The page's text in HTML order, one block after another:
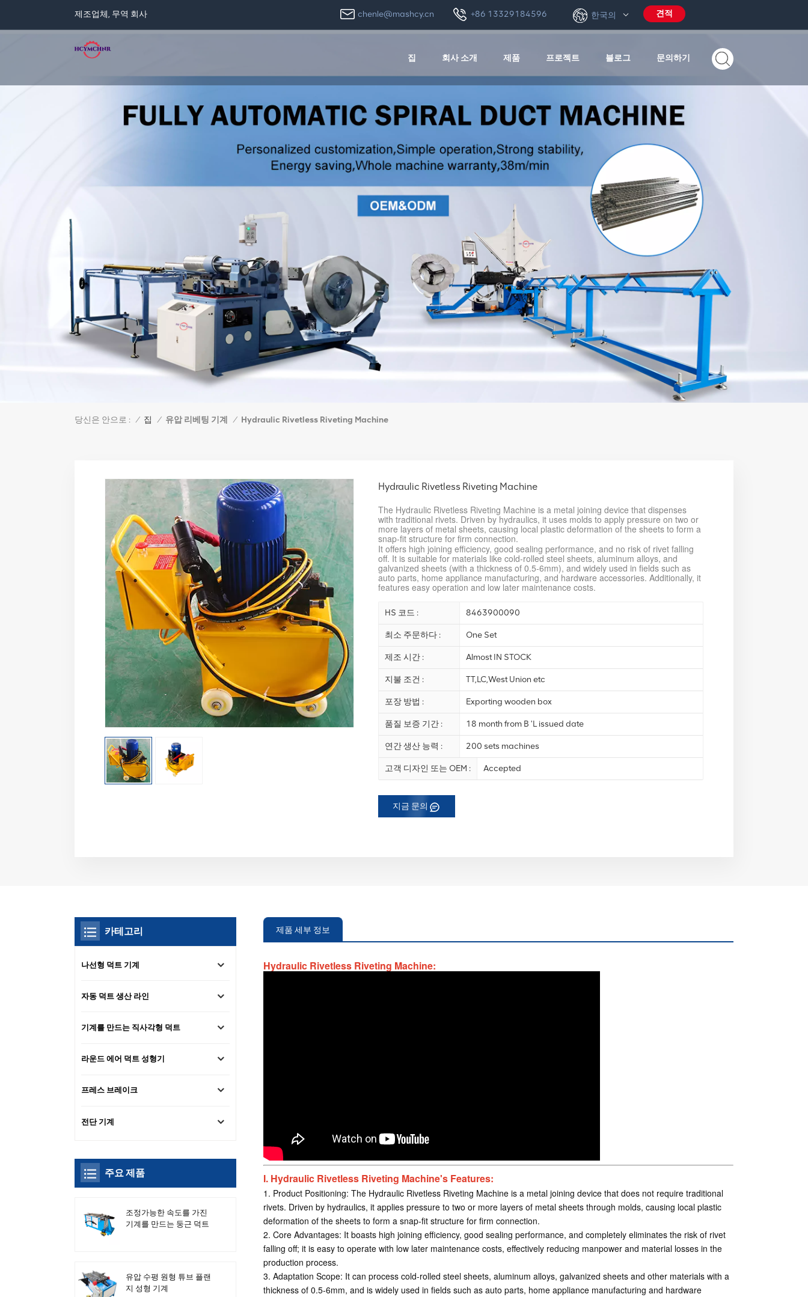
제조업체, 무역 회사 견적
한국의
chenle@mashcy.cn +86 13329184596
집 회사 소개 제품 프로젝트 블로그 문의하기
당신은 안으로 : / 집 / 유압 리베팅 기계 / Hydraulic Rivetless Riveting Machine
Hydraulic Rivetless Riveting Machine
The Hydraulic Rivetless Riveting Machine is a metal joining device that dispenses
with traditional rivets. Driven by hydraulics, it uses molds to apply pressure on two or
more layers of metal sheets, causing local plastic deformation of the sheets to form a
snap-fit structure for firm connection.
It offers high joining efficiency, good sealing performance, and no risk of rivet falling
off. It is suitable for materials like cold-rolled steel sheets, aluminum alloys, and
galvanized sheets (with a thickness of 0.5-6mm), and widely used in fields such as
auto parts, home appliance manufacturing, and hardware accessories. Additionally, it
features easy operation and low later maintenance costs.
HS 코드 : 8463900090
최소 주문하다 : One Set
제조 시간 : Almost IN STOCK
지불 조건 : TT,LC,West Union etc
포장 방법 : Exporting wooden box
품질 보증 기간 : 18 month from B 'L issued date
연간 생산 능력 : 200 sets machines
고객 디자인 또는 OEM : Accepted
지금 문의
제품 세부 정보
Hydraulic Rivetless Riveting Machine:
I. Hydraulic Rivetless Riveting Machine's Features:
1. Product Positioning: The Hydraulic Rivetless Riveting Machine is a metal joining device that does not require traditional
rivets. Driven by hydraulics, it applies pressure to two or more layers of metal sheets through molds, causing local plastic
deformation of the sheets to form a snap-fit structure for firm connection.
2. Core Advantages: It boasts high joining efficiency, good sealing performance, and completely eliminates the risk of rivet
falling off; it is easy to operate with low later maintenance costs, effectively reducing manpower and material losses in the
production process.
3. Adaptation Scope: It can process cold-rolled steel sheets, aluminum alloys, galvanized sheets and other materials with a
thickness of 0.5-6mm, and is widely used in fields such as auto parts, home appliance manufacturing and hardware
카테고리
나선형 덕트 기계
자동 덕트 생산 라인
기계를 만드는 직사각형 덕트
라운드 에어 덕트 성형기
프레스 브레이크
전단 기계
주요 제품
조정가능한 속도를 가진
기계를 만드는 둥근 덕트
유압 수평 원형 튜브 플랜
지 성형 기계